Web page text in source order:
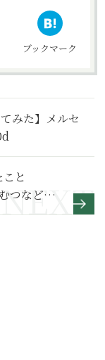
ブックマーク
みた】メルセ
と
つなどが